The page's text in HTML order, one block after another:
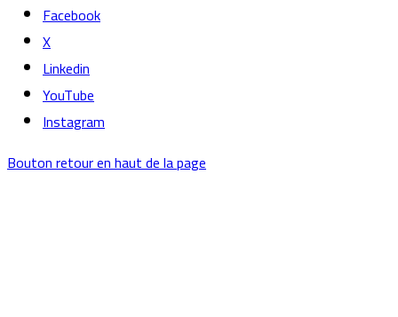
Facebook
X
Linkedin
YouTube
Instagram
Bouton retour en haut de la page